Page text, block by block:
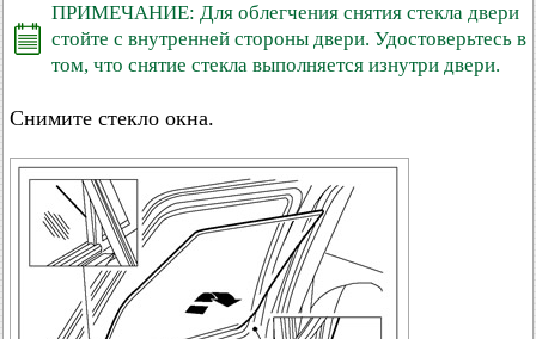
ПРИМЕЧАНИЕ: Для облегчения снятия стекла двери
стойте с внутренней стороны двери. Удостоверьтесь в
том, что снятие стекла выполняется изнутри двери.
Снимите стекло окна.